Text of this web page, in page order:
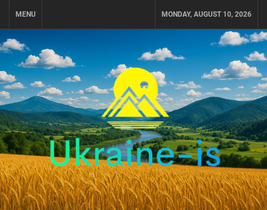
MENU MONDAY, AUGUST 10, 2026
UKRAINE-IS
ПОДОРОЖI ПО УКРАЇНІ